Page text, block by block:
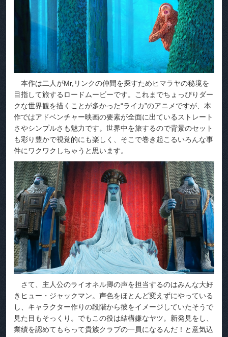
本作は二人がMr,リンクの仲間を探すためヒマラヤの秘境を
目指して旅するロードムービーです。これまでちょっぴりダー
クな世界観を描くことが多かった“ライカ”のアニメですが、本
作ではアドベンチャー映画の要素が全面に出ているストレート
さやシンプルさも魅力です。世界中を旅するので背景のセット
も彩り豊かで視覚的にも楽しく、そこで巻き起こるいろんな事
件にワクワクしちゃうと思います。
さて、主人公のライオネル卿の声を担当するのはみんな大好
きヒュー・ジャックマン。声色をほとんど変えずにやっている
し、キャラクター作りの段階から彼をイメージしていたそうで
見た目もそっくり。でもこの役は結構嫌なヤツ。新発見をし、
業績を認めてもらって貴族クラブの一員になるんだ！と意気込